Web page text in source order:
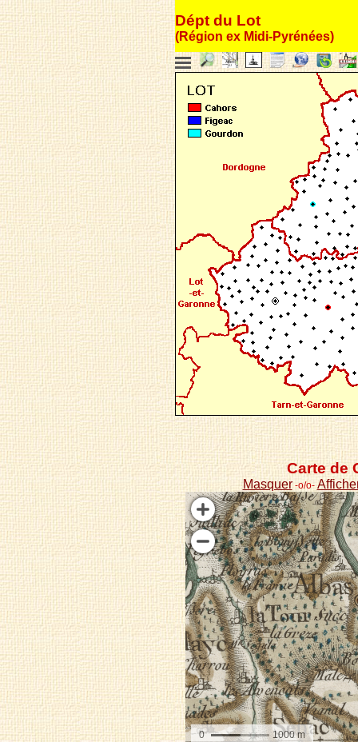
Dépt du Lot
(Région ex Midi-Pyrénées)
Carte de
Masquer-o/o-